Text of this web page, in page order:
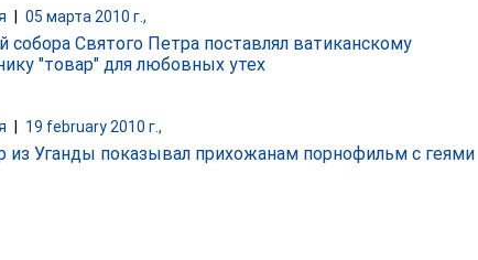
05 марта 2010 г.,
собора Cвятого Петра поставлял ватиканскому
"товар" для любовных утех
19 february 2010 г.,
из Уганды показывал прихожанам порнофильм с геями